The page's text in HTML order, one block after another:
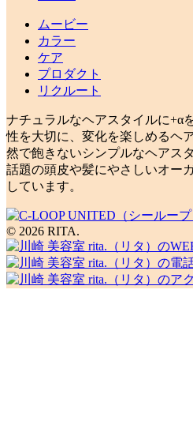
ムービー
カラー
ケア
プロダクト
リクルート
ナチュラルなヘアスタイルに+α
性を大切に、変化を楽しめるヘ
然で飽きないシンプルなヘアス
話題の頭皮や髪にやさしいオー
しています。
© 2026 RITA.